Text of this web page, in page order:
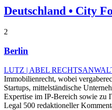
Deutschland • City
2
Berlin
LUTZ | ABEL
Immobilienrecht, wobei
Startups, mittelständische
Expertise im IP-Bereich sowie zu
Legal 500 redaktioneller